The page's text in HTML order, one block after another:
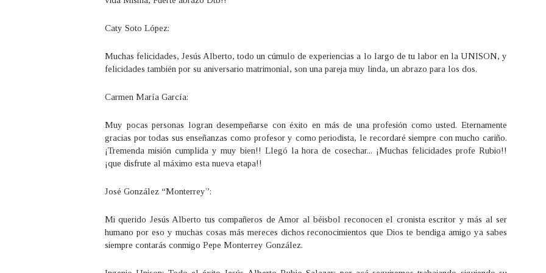
Caty Soto López:
Muchas felicidades, Jesús Alberto, todo un cúmulo de experiencias a lo largo de tu labor en la UNISON, y
felicidades también por su aniversario matrimonial, son una pareja muy linda, un abrazo para los dos.
Carmen María García:
Muy pocas personas logran desempeñarse con éxito en más de una profesión como usted. Eternamente
gracias por todas sus enseñanzas como profesor y como periodista, le recordaré siempre con mucho cariño.
¡Tremenda misión cumplida y muy bien!! Llegó la hora de cosechar... ¡Muchas felicidades profe Rubio!!
¡que disfrute al máximo esta nueva etapa!!
José González “Monterrey”:
Mi querido Jesús Alberto tus compañeros de Amor al béisbol reconocen el cronista escritor y más al ser
humano por eso y muchas cosas más mereces dichos reconocimientos que Dios te bendiga amigo ya sabes
siempre contarás conmigo Pepe Monterrey González.